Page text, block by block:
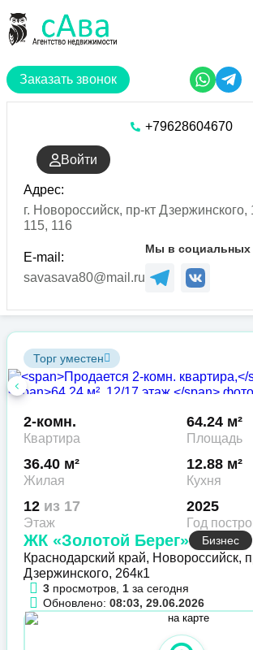
основному
Заказать звонок
+79628604670
Войти
Адрес:
г. Новороссийск, пр-кт
115, 116
E-mail:
savasava80@mail.ru
Мы в социальных
Торг уместен
2-комн.
Квартира
64.24 м²
Площадь
36.40 м²
Жилая
12.88 м²
Кухня
12 из 17
Этаж
2025
Год
ЖК «Золотой Берег» Бизнес
Краснодарский край, Новороссийск,
Дзержинского, 264к1
3 просмотров, 1 за сегодня
Обновлено: 08:03, 29.06.2026